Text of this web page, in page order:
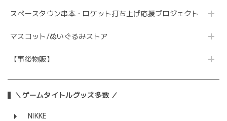
スペースタウン串本・ロケット打ち上げ応援プロジェクト
マスコット/ぬいぐるみストア
【事後物販】
＼ゲームタイトルグッズ多数 ／
NIKKE